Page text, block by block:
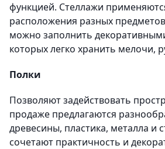
функцией. Стеллажи
расположения разных
можно заполнить
которых легко хранить мелочи,
Полки
Позволяют задействовать
продаже предлагаются
древесины, пластика, металла и
сочетают практичность и